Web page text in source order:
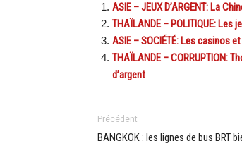
ASIE – JEUX D’ARGENT: La
THAÏLANDE – POLITIQUE:
ASIE – SOCIÉTÉ: Les casinos
THAÏLANDE – CORRUPTION:
d’argent
Précédent
BANGKOK : les lignes de bus BRT